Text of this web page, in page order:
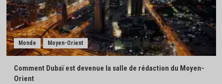
Monde Moyen-Orient
Comment Dubaï est devenue la salle de rédaction du Moyen-
Orient